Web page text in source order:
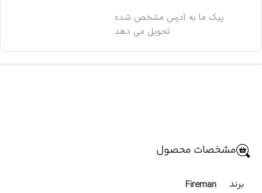
پیک ما به آدرس مشخص شده
تحویل می دهد
مشخصات محصول
برند Fireman